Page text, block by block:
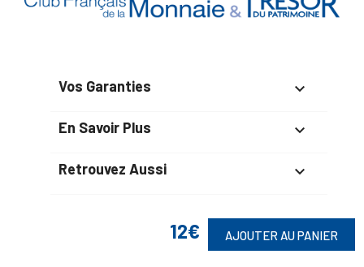
12€ AJOUTER AU PANIER
Vos Garanties 
En Savoir Plus 
Retrouvez Aussi 
Suivez-Nous